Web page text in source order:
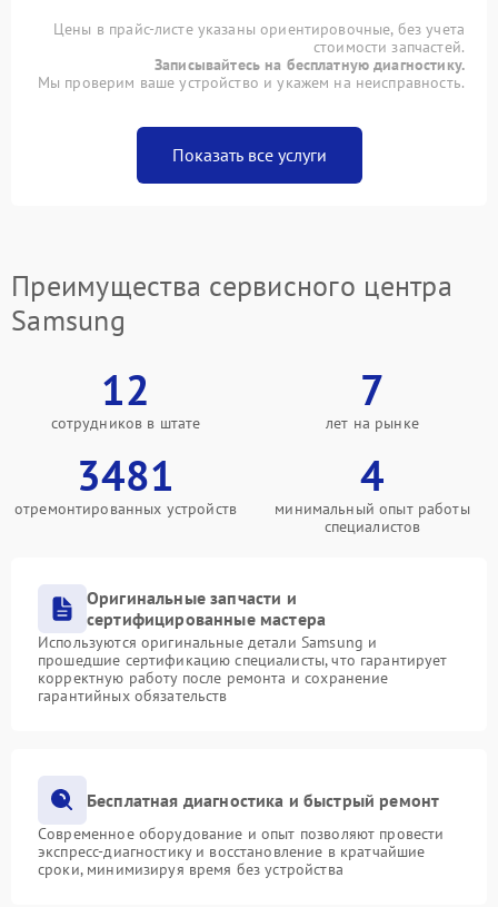
Цены в прайс-листе указаны ориентировочные, без учета
стоимости запчастей.
Записывайтесь на бесплатную диагностику.
Мы проверим ваше устройство и укажем на неисправность.
Показать все услуги
Преимущества сервисного центра
Samsung
12
сотрудников в штате
7
лет на рынке
3481
отремонтированных устройств
4
минимальный опыт работы
специалистов
Оригинальные запчасти и
сертифицированные мастера
Используются оригинальные детали Samsung и
прошедшие сертификацию специалисты, что гарантирует
корректную работу после ремонта и сохранение
гарантийных обязательств
Бесплатная диагностика и быстрый ремонт
Современное оборудование и опыт позволяют провести
экспресс-диагностику и восстановление в кратчайшие
сроки, минимизируя время без устройства